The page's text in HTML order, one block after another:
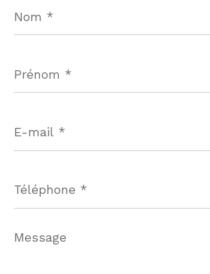
*
*
mail
*
*
Message
*